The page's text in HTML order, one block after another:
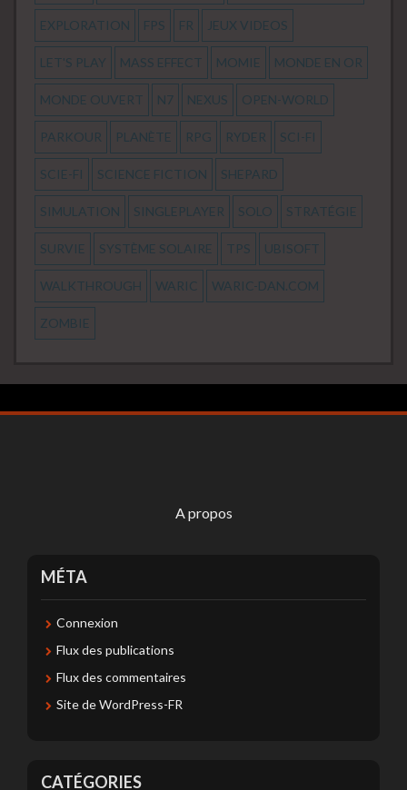
EXPLORATION FPS FR JEUX VIDEOS
LET'S PLAY MASS EFFECT MOMIE MONDE EN OR
MONDE OUVERT N7 NEXUS OPEN-WORLD
PARKOUR PLANÈTE RPG RYDER SCI-FI
SCIE-FI SCIENCE FICTION SHEPARD
SIMULATION SINGLEPLAYER SOLO STRATÉGIE
SURVIE SYSTÈME SOLAIRE TPS UBISOFT
WALKTHROUGH WARIC WARIC-DAN.COM
ZOMBIE
A propos
MÉTA
Connexion
Flux des publications
Flux des commentaires
Site de WordPress-FR
CATÉGORIES